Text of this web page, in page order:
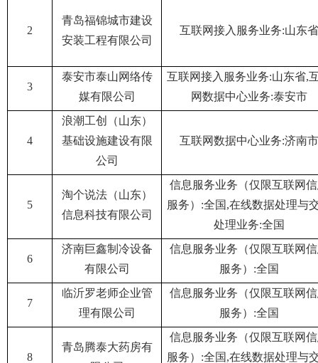
2
青岛福锦城市建设
安装工程有限公司
互联网接入服务业务:山东省
3
泰安市泰山网络传
媒有限公司
互联网接入服务业务:山东省,
网数据中心业务:泰安市
4
浪潮工创（山东）
基础设施建设有限
公司
互联网数据中心业务:济南市
5
淘个说法（山东）
信息科技有限公司
信息服务业务（仅限互联网
服务）:全国,在线数据处理与
处理业务:全国
6
济南巨鑫制冷设备
有限公司
信息服务业务（仅限互联网
服务）:全国
7
临沂罗老师企业管
理有限公司
信息服务业务（仅限互联网
服务）:全国
8
青岛腾泰大药房有
信息服务业务（仅限互联网
服务）:全国,在线数据处理与